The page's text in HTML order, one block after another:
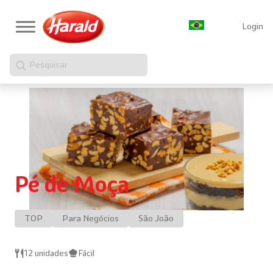
Login
Pesquisar
Pé de Moça
TOP Para Negócios São João
12 unidades Fácil